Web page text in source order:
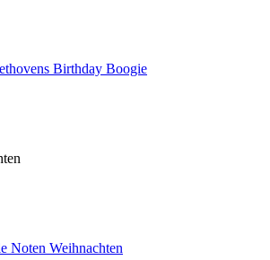
Birthday Boogie
Noten Weihnachten